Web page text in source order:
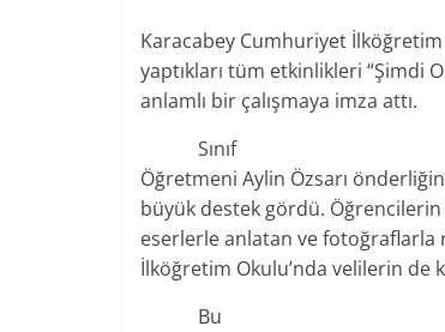
Karacabey Cumhuriyet İlköğretim
yaptıkları tüm etkinlikleri “Şimdi
anlamlı bir çalışmaya imza attı.
Sınıf
Öğretmeni Aylin Özsarı
büyük destek gördü. Öğrencilerin
eserlerle anlatan ve
İlköğretim Okulu’nda velilerin de
Bu